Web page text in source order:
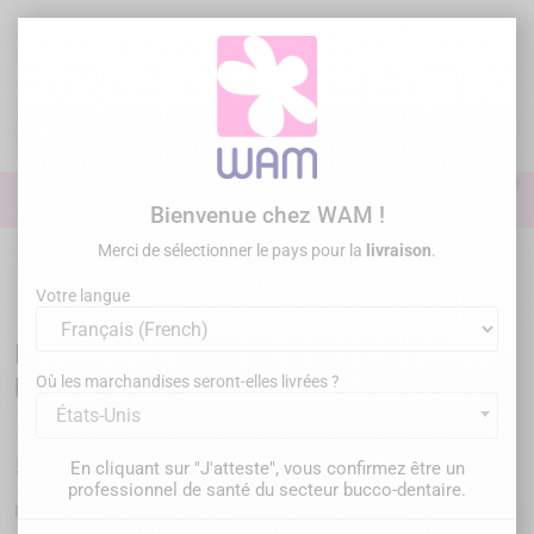
Instruments de préhension
de préhension universelle pour couronne bridge et pivot
LASCHAL - Pince de préhension universelle
pour couronne bridge et pivot
522,00 € TTC
Référence :
Bienvenue chez WAM !
Merci de sélectionner le pays pour la livraison.
Votre langue
Où les marchandises seront-elles livrées ?
États-Unis
En cliquant sur "J'atteste", vous confirmez être un
professionnel de santé du secteur bucco-dentaire.